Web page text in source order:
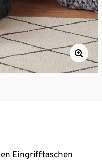
Eingrifftaschen